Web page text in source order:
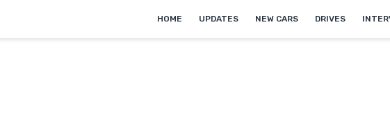
HOME UPDATES NEW CARS DRIVES